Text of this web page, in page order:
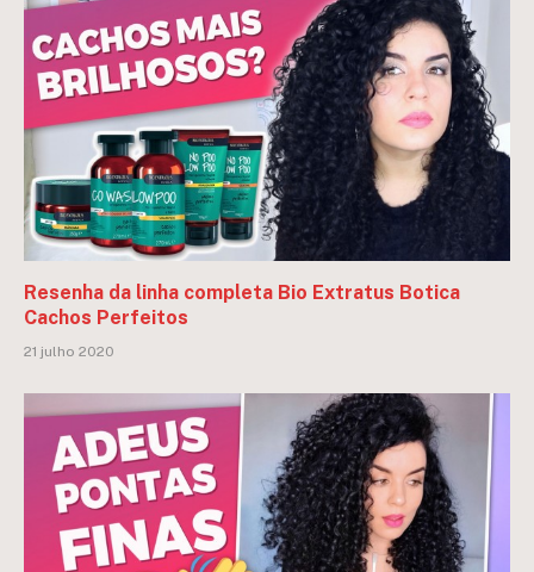
Resenha da linha completa Bio Extratus Botica
Cachos Perfeitos
21 julho 2020